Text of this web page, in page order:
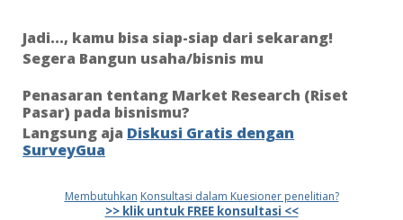
Jadi..., kamu bisa siap-siap dari sekarang!
Segera Bangun usaha/bisnis mu
Penasaran tentang Market Research (Riset
Pasar) pada bisnismu?
Langsung aja Diskusi Gratis dengan
SurveyGua
Membutuhkan Konsultasi dalam Kuesioner penelitian?
>> klik untuk FREE konsultasi <<